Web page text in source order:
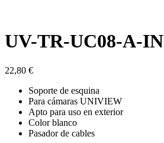
UV-TR-UC08-A-IN
22,80 €
Soporte de esquina
Para cámaras UNIVIEW
Apto para uso en exterior
Color blanco
Pasador de cables